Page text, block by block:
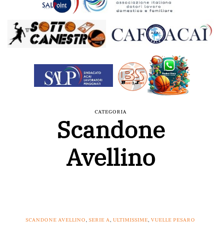
CATEGORIA
Scandone
Avellino
SCANDONE AVELLINO, SERIE A, ULTIMISSIME, VUELLE PESARO